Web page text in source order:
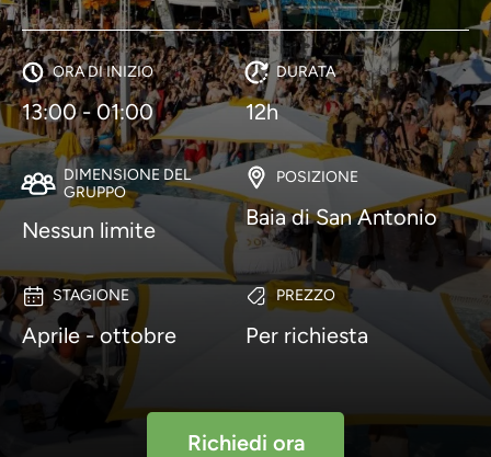
ORA DI INIZIO
13:00 - 01:00
DURATA
12h
DIMENSIONE DEL
GRUPPO
Nessun limite
POSIZIONE
Baia di San Antonio
STAGIONE
Aprile - ottobre
PREZZO
Per richiesta
Richiedi ora